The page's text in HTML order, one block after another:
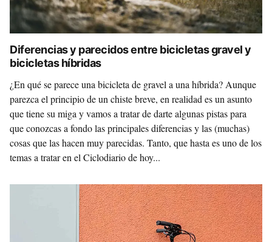
Diferencias y parecidos entre bicicletas gravel y
bicicletas híbridas
¿En qué se parece una bicicleta de gravel a una híbrida? Aunque
parezca el principio de un chiste breve, en realidad es un asunto
que tiene su miga y vamos a tratar de darte algunas pistas para
que conozcas a fondo las principales diferencias y las (muchas)
cosas que las hacen muy parecidas. Tanto, que hasta es uno de los
temas a tratar en el Ciclodiario de hoy...